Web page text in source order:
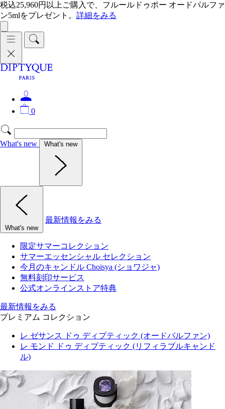
税込25,960円以上ご購入で、フルールドゥポー オードパルファ
ン5mlをプレゼント。 詳細をみる
0
What's new What's new
What's new
最新情報をみる
限定サマーコレクション
サマーエッセンシャル セレクション
今月のキャンドル Choisya (ショワジャ)
無料刻印サービス
公式オンラインストア特典
最新情報をみる
プレミアム コレクション
レ ゼサンス ドゥ ディプティック (オードパルファン)
レ モンド ドゥ ディプティック (リフィラブルキャンド
ル)